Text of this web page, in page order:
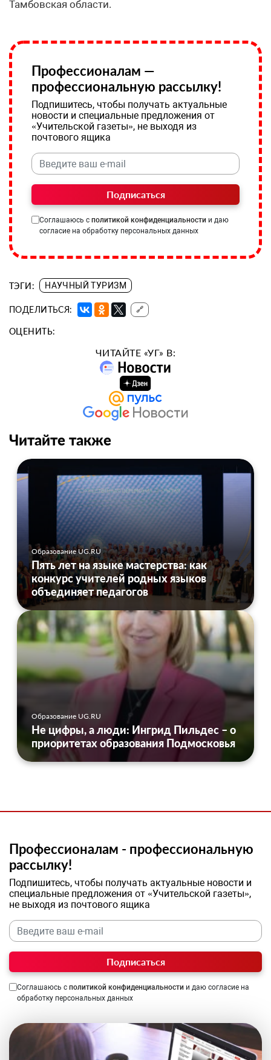
Тамбовская области.
Профессионалам —
профессиональную рассылку!
Подпишитесь, чтобы получать актуальные
новости и специальные предложения от
«Учительской газеты», не выходя из
почтового ящика
Подписаться
Соглашаюсь с политикой конфиденциальности и даю
согласие на обработку персональных данных
ТЭГИ: НАУЧНЫЙ ТУРИЗМ
ПОДЕЛИТЬСЯ: 🔗
ОЦЕНИТЬ:
ЧИТАЙТЕ «УГ» В:
Читайте также
Образование UG.RU
Пять лет на языке мастерства: как
конкурс учителей родных языков
объединяет педагогов
Образование UG.RU
Не цифры, а люди: Ингрид Пильдес – о
приоритетах образования Подмосковья
Профессионалам - профессиональную
рассылку!
Подпишитесь, чтобы получать актуальные новости и
специальные предложения от «Учительской газеты»,
не выходя из почтового ящика
Подписаться
Соглашаюсь с политикой конфиденциальности и даю согласие на
обработку персональных данных